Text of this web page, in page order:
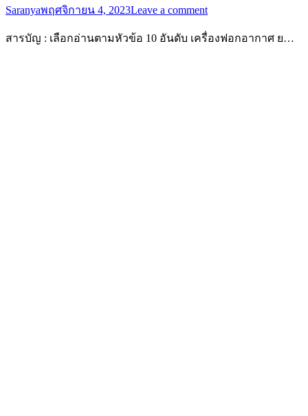
Saranyaพฤศจิกายน 4, 2023Leave a comment
สารบัญ : เลือกอ่านตามหัวข้อ 10 อันดับ เครื่องฟอกอากาศ ย…